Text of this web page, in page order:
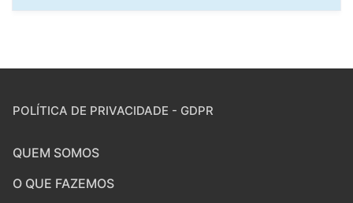
POLÍTICA DE PRIVACIDADE - GDPR
QUEM SOMOS
O QUE FAZEMOS